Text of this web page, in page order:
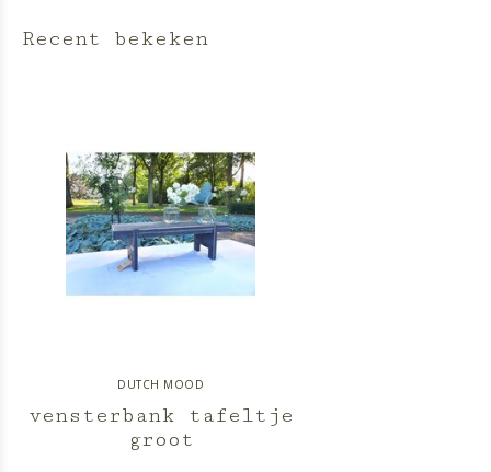
Recent bekeken
DUTCH MOOD
vensterbank tafeltje
groot